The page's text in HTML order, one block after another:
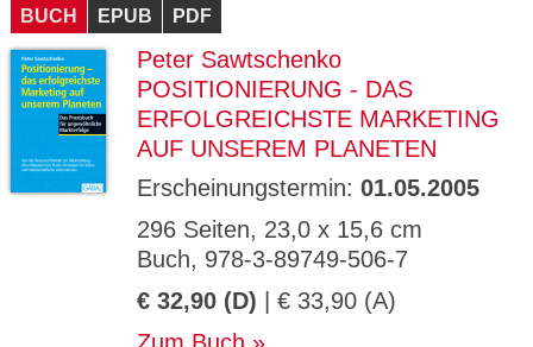
BUCH EPUB PDF
Peter Sawtschenko
POSITIONIERUNG - DAS
ERFOLGREICHSTE MARKETING
AUF UNSEREM PLANETEN
Erscheinungstermin: 01.05.2005
296 Seiten, 23,0 x 15,6 cm
Buch, 978-3-89749-506-7
€ 32,90 (D) | € 33,90 (A)